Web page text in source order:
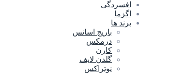
افسردگی
اگزما
برند ها
باریج اسانس
درمکس
کارن
گلدن لایف
نوتراکس